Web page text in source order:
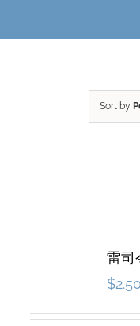
Sort by
雷司
$